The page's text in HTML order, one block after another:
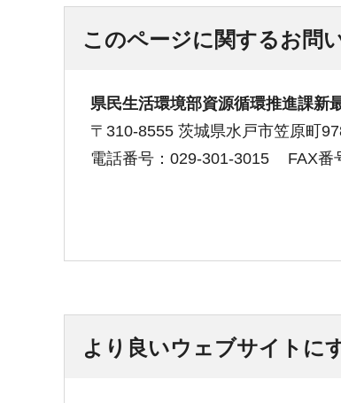
このページに関するお問
県民生活環境部資源循環推進課新
〒310-8555 茨城県水戸市笠原町
電話番号：029-301-3015
FAX番
より良いウェブサイトに